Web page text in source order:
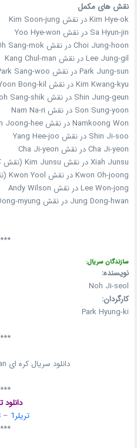
نقش های مکمل
Kim Hye-ok در نقش Kim Soon-jung
Sa Hyun-jin در نقش Yoo Hye-won
Choi Jung-hoon در نقش Oh Sang-mok
Lee Jung-gil در نقش Kang Chul-man
Park Jung-sun در نقش Park Sang-woo
Kim Kwang-kyu در نقش Yoon Bong-kil
Shin Jung-geun در نقش Noh Sang-shik
Son Sung-yoon در نقش Nam Na-ri
Namkoong Won در نقش Im Joong-hee
Shin Ji-soo در نقش Yang Hee-joo
Cha Ji-yeon در نقش Cha Ji-yeon
Xiah Junsu در نقش Kim Junsu (نقش کوتاه, episode 5)
Kwon Oh-joong در نقش Kwon Yool (نقش کوتاه, episode 8)
Lee Won-jong در نقش Andy Wilson
Jung Dong-hwan در نقش Kim Dong-myung
***
سازندگان سریال:
نویسنده:
Noh Ji-seol
کارگردان:
Park Hyung-ki
***
دانلود سریال کره ای Scent of a Woman
***
دانلود
تریلر1 –
***